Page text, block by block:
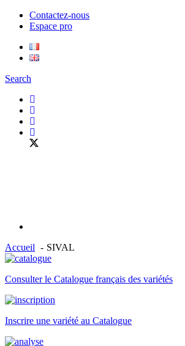
Contactez-nous
Espace pro
Search
Accueil SIVAL
Consulter le Catalogue français des variétés
Inscrire une variété au Catalogue